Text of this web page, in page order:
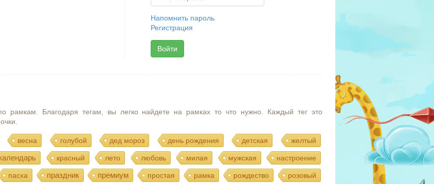
Напомнить пароль
Регистрация
Войти
рамкам. Благодаря тегам, вы легко найдете на рамках то что нужно. Каждый тег это
весна голубой дед мороз день рождения детская желтый
красный лето любовь милая мужская настроение
пасха праздник премиум простая рамка рождество розовый